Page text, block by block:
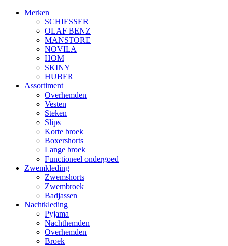
Merken
SCHIESSER
OLAF BENZ
MANSTORE
NOVILA
HOM
SKINY
HUBER
Assortiment
Overhemden
Vesten
Steken
Slips
Korte broek
Boxershorts
Lange broek
Functioneel ondergoed
Zwemkleding
Zwemshorts
Zwembroek
Badjassen
Nachtkleding
Pyjama
Nachthemden
Overhemden
Broek